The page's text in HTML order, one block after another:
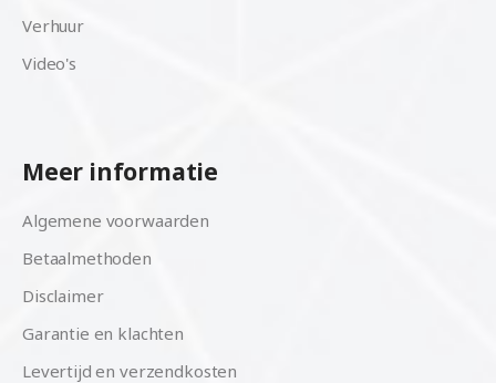
Verhuur
Video's
Meer informatie
Algemene voorwaarden
Betaalmethoden
Disclaimer
Garantie en klachten
Levertijd en verzendkosten